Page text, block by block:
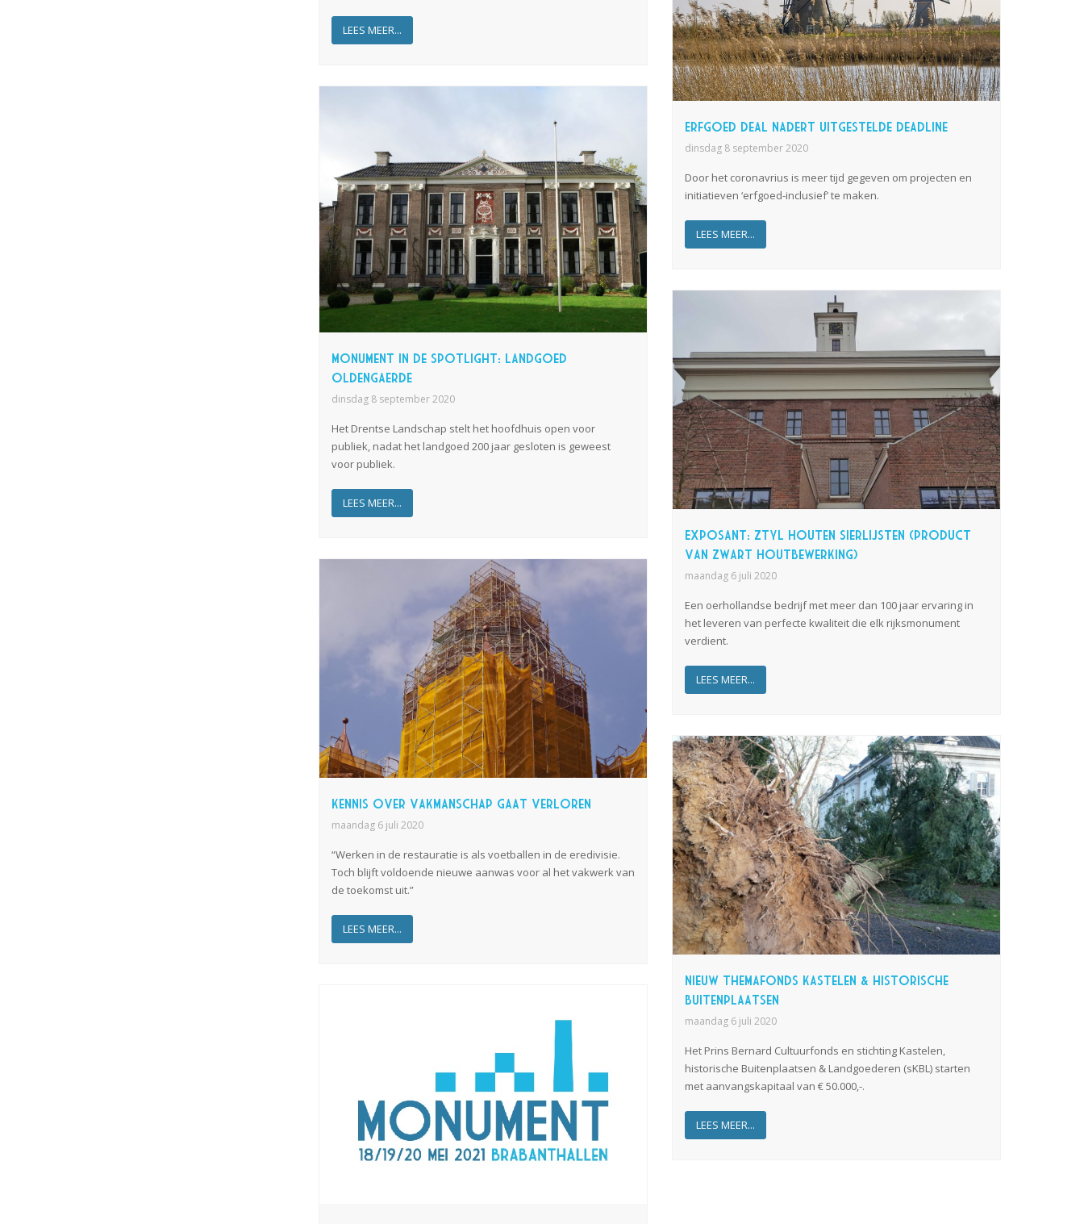
LEES MEER...
Erfgoed Deal nadert uitgestelde deadline
dinsdag 8 september 2020
Door het coronavrius is meer tijd gegeven om projecten en
initiatieven ‘erfgoed-inclusief’ te maken.
LEES MEER...
Monument in de spotlight: landgoed
Oldengaerde
dinsdag 8 september 2020
Het Drentse Landschap stelt het hoofdhuis open voor
publiek, nadat het landgoed 200 jaar gesloten is geweest
voor publiek.
LEES MEER...
Exposant: Ztyl Houten Sierlijsten (product
van Zwart Houtbewerking)
maandag 6 juli 2020
Een oerhollandse bedrijf met meer dan 100 jaar ervaring in
het leveren van perfecte kwaliteit die elk rijksmonument
verdient.
LEES MEER...
Kennis over vakmanschap gaat verloren
maandag 6 juli 2020
“Werken in de restauratie is als voetballen in de eredivisie.
Toch blijft voldoende nieuwe aanwas voor al het vakwerk van
de toekomst uit.”
LEES MEER...
Nieuw Themafonds Kastelen & historische
Buitenplaatsen
maandag 6 juli 2020
Het Prins Bernard Cultuurfonds en stichting Kastelen,
historische Buitenplaatsen & Landgoederen (sKBL) starten
met aanvangskapitaal van € 50.000,-.
LEES MEER...